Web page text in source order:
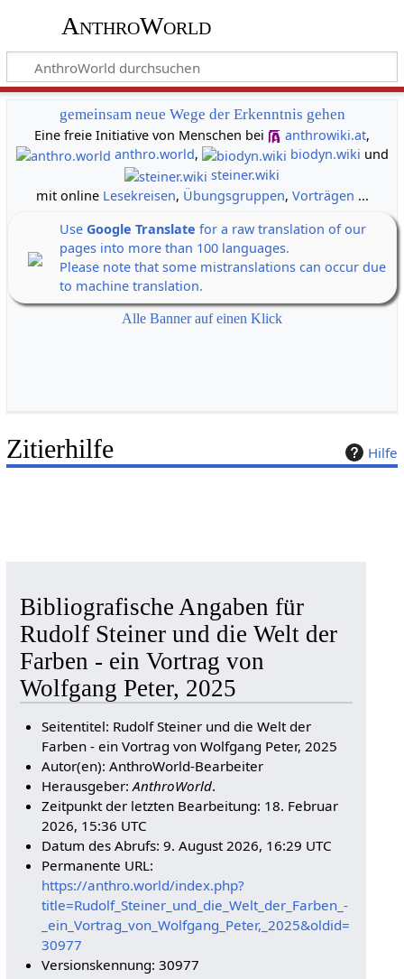
AnthroWorld
gemeinsam neue Wege der Erkenntnis gehen
Eine freie Initiative von Menschen bei
anthrowiki.at,
anthro.world, biodyn.wiki und
steiner.wiki
mit online Lesekreisen, Übungsgruppen, Vorträgen ...
Use Google Translate for a raw translation of our
pages into more than 100 languages.
Please note that some mistranslations can occur due
to machine translation.
Alle Banner auf einen Klick
Hilfe
Zitierhilfe
Bibliografische Angaben für
Rudolf Steiner und die Welt der
Farben - ein Vortrag von
Wolfgang Peter, 2025
Seitentitel: Rudolf Steiner und die Welt der
Farben - ein Vortrag von Wolfgang Peter, 2025
Autor(en): AnthroWorld-Bearbeiter
Herausgeber:AnthroWorld.
Zeitpunkt der letzten Bearbeitung: 18. Februar
2026, 15:36 UTC
Datum des Abrufs: 9. August 2026, 16:29 UTC
Permanente URL:
https://anthro.world/index.php?
title=Rudolf_Steiner_und_die_Welt_der_Farben_-
_ein_Vortrag_von_Wolfgang_Peter,_2025&oldid=
30977
Versionskennung: 30977